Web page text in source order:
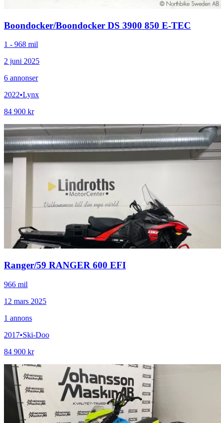
Boondocker/Boondocker DS 3900 850 E-TEC
1 - 968 mil
2 juni 2025
6 annonser
2022•Lynx
84 900 kr
Ranger/59 RANGER 600 EFI
966 mil
12 mars 2025
1 annons
2017•Ski-Doo
84 900 kr